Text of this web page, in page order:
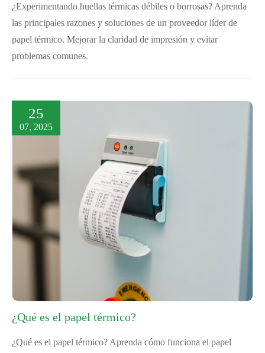
¿Experimentando huellas térmicas débiles o borrosas? Aprenda
las principales razones y soluciones de un proveedor líder de
papel térmico. Mejorar la claridad de impresión y evitar
problemas comunes.
25
07, 2025
¿Qué es el papel térmico?
¿Qué es el papel térmico? Aprenda cómo funciona el papel